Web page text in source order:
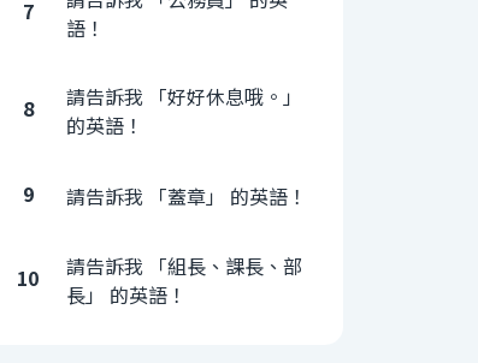
7
語！
8
請告訴我 「好好休息哦。」
的英語！
9 請告訴我 「蓋章」 的英語！
10
請告訴我 「組長、課長、部
長」 的英語！